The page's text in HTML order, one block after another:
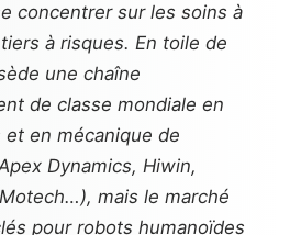
concentrer sur les soins à
à risques. En toile de
une chaîne
de classe mondiale en
en mécanique de
Dynamics, Hiwin,
mais le marché
pour robots humanoïdes